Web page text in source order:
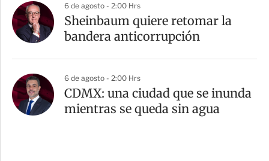
6 de agosto - 2:00 Hrs
Sheinbaum quiere retomar la
bandera anticorrupción
6 de agosto - 2:00 Hrs
CDMX: una ciudad que se inunda
mientras se queda sin agua